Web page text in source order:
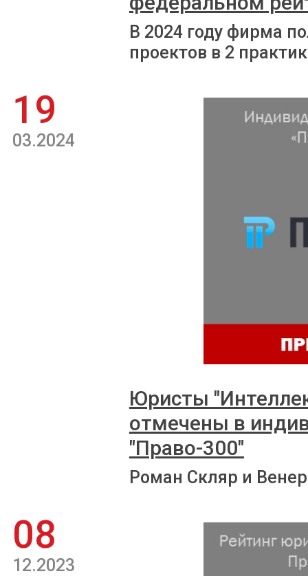
В 2024 году фирма
проектов в 2
19
03.2024
Юристы
отмечены в
"Право-300"
Роман Скляр и
08
12.2023